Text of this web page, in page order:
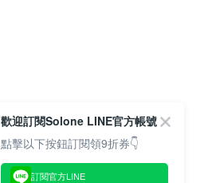
歡迎訂閱Solone LINE官方帳號
點擊以下按鈕訂閱領9折券👇
訂閱官方LINE